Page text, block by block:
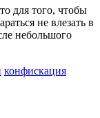
для того, чтобы
не влезать в
небольшого
конфискация